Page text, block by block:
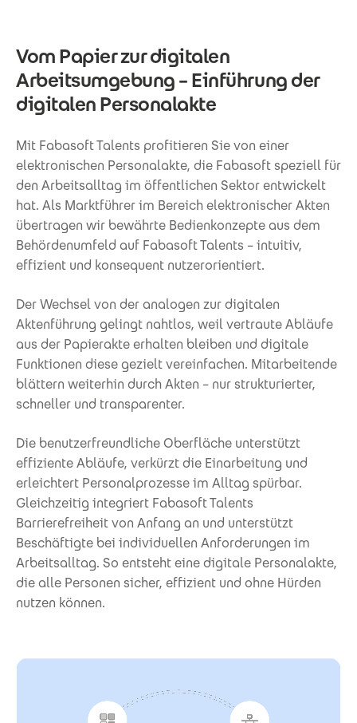
Vom Papier zur digitalen
Arbeitsumgebung – Einführung der
digitalen Personalakte
Mit Fabasoft Talents profitieren Sie von einer
elektronischen Personalakte, die Fabasoft speziell für
den Arbeitsalltag im öffentlichen Sektor entwickelt
hat. Als Marktführer im Bereich elektronischer Akten
übertragen wir bewährte Bedienkonzepte aus dem
Behördenumfeld auf Fabasoft Talents – intuitiv,
effizient und konsequent nutzerorientiert.
Der Wechsel von der analogen zur digitalen
Aktenführung gelingt nahtlos, weil vertraute Abläufe
aus der Papierakte erhalten bleiben und digitale
Funktionen diese gezielt vereinfachen. Mitarbeitende
blättern weiterhin durch Akten – nur strukturierter,
schneller und transparenter.
Die benutzerfreundliche Oberfläche unterstützt
effiziente Abläufe, verkürzt die Einarbeitung und
erleichtert Personalprozesse im Alltag spürbar.
Gleichzeitig integriert Fabasoft Talents
Barrierefreiheit von Anfang an und unterstützt
Beschäftigte bei individuellen Anforderungen im
Arbeitsalltag. So entsteht eine digitale Personalakte,
die alle Personen sicher, effizient und ohne Hürden
nutzen können.